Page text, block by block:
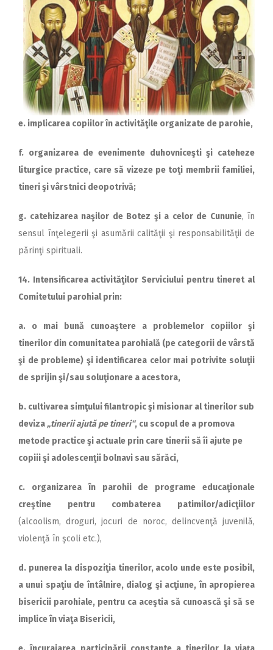
e. implicarea copiilor în activităţile organizate de parohie,
f. organizarea de evenimente duhovniceşti şi cateheze
liturgice practice, care să vizeze pe toţi membrii familiei,
tineri şi vârstnici deopotrivă;
g. catehizarea naşilor de Botez şi a celor de Cununie, în
sensul înţelegerii şi asumării calităţii şi responsabilităţii de
părinţi spirituali.
14. Intensificarea activităţilor Serviciului pentru tineret al
Comitetului parohial prin:
a. o mai bună cunoaştere a problemelor copiilor şi
tinerilor din comunitatea parohială (pe categorii de vârstă
şi de probleme) şi identificarea celor mai potrivite soluţii
de sprijin şi/sau soluţionare a acestora,
b. cultivarea simţului filantropic şi misionar al tinerilor sub
deviza„tinerii ajută pe tineri“, cu scopul de a promova
metode practice şi actuale prin care tinerii să îi ajute pe
copiii şi adolescenţii bolnavi sau sărăci,
c. organizarea în parohii de programe educaţionale
creştine pentru combaterea patimilor/adicţiilor
(alcoolism, droguri, jocuri de noroc, de­lincvenţă juvenilă,
violenţă în şcoli etc.),
d. punerea la dispoziţia tinerilor, acolo unde este posibil,
a unui spaţiu de întâlnire, dialog şi acţiune, în apropierea
bisericii parohiale, pentru ca aceştia să cunoască şi să se
implice în viaţa Bisericii,